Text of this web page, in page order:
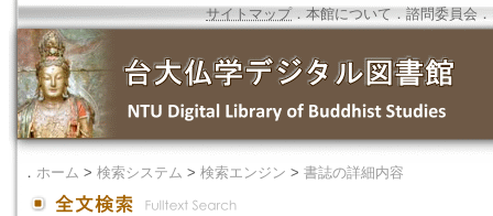
サイトマップ．本館について ． 諮問委員会 ．
． ホーム > 検索システム > 検索エンジン > 書誌の詳細内容